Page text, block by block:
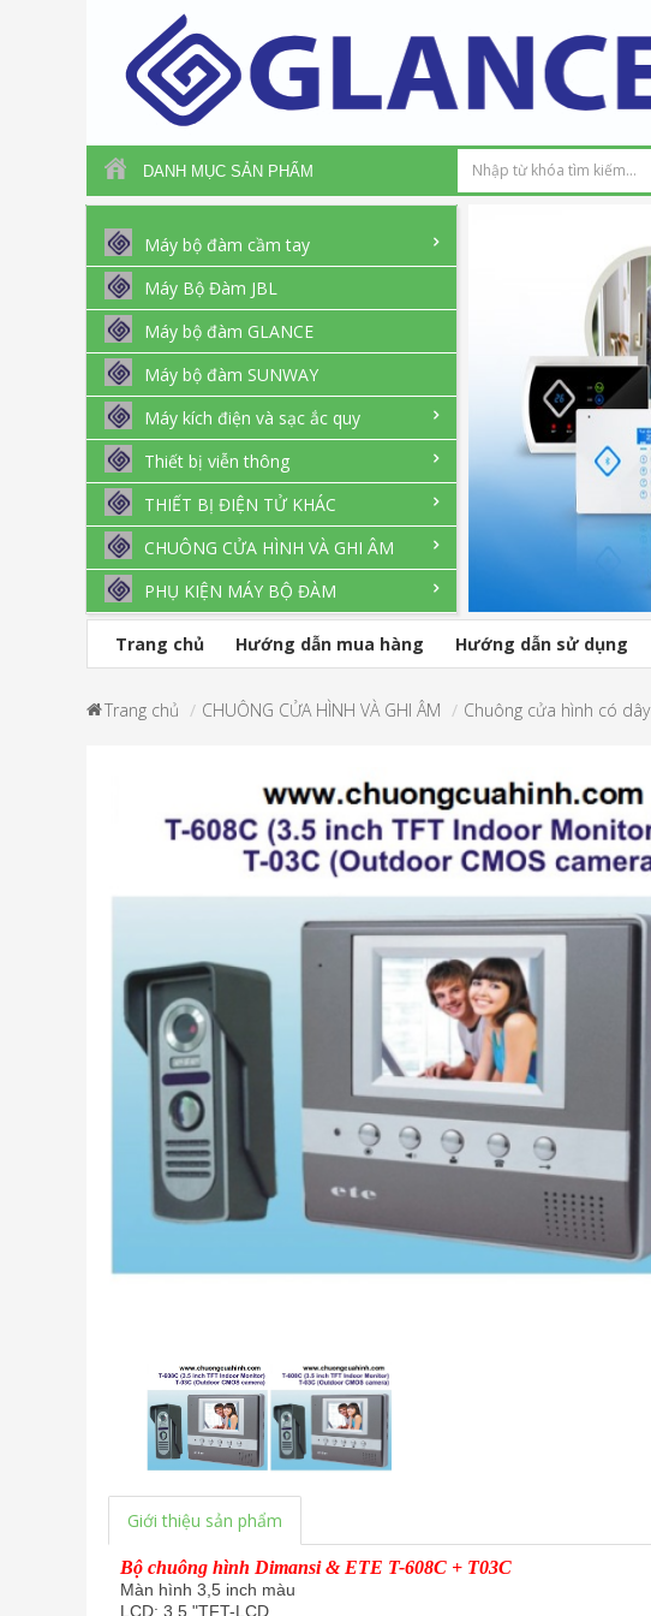
DANH MỤC SẢN PHẨM
Máy bộ đàm cầm tay
Máy Bộ Đàm JBL
Máy bộ đàm GLANCE
Máy bộ đàm SUNWAY
Máy kích điện và sạc ắc quy
Thiết bị viễn thông
THIẾT BỊ ĐIỆN TỬ KHÁC
CHUÔNG CỬA HÌNH VÀ GHI ÂM
PHỤ KIỆN MÁY BỘ ĐÀM
Trang chủ Hướng dẫn mua hàng Hướng dẫn sử dụng
Trang chủ CHUÔNG CỬA HÌNH VÀ GHI ÂM Chuông cửa hình có dây
Giới thiệu sản phẩm
Bộ chuông hình Dimansi & ETE T-608C + T03C
Màn hình 3,5 inch màu
LCD: 3.5 "TFT-LCD